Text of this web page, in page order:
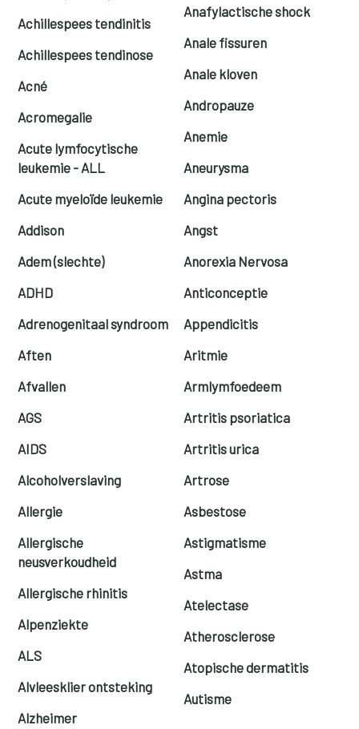
Achillespees tendinitis
Achillespees tendinose
Acné
Acromegalie
Acute lymfocytische
leukemie - ALL
Acute myeloïde leukemie
Addison
Adem (slechte)
ADHD
Adrenogenitaal syndroom
Aften
Afvallen
AGS
AIDS
Alcoholverslaving
Allergie
Allergische
neusverkoudheid
Allergische rhinitis
Alpenziekte
ALS
Alvleesklier ontsteking
Alzheimer
Anafylactische shock
Anale fissuren
Anale kloven
Andropauze
Anemie
Aneurysma
Angina pectoris
Angst
Anorexia Nervosa
Anticonceptie
Appendicitis
Aritmie
Armlymfoedeem
Artritis psoriatica
Artritis urica
Artrose
Asbestose
Astigmatisme
Astma
Atelectase
Atherosclerose
Atopische dermatitis
Autisme